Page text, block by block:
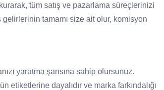
tüm satış ve pazarlama süreçlerinizi
tamamı size ait olur, komisyon
yaratma şansına sahip olursunuz.
etiketlerine dayalıdır ve marka farkındalığı